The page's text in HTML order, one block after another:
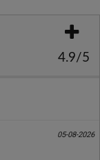
4.9/5
31-07-2026